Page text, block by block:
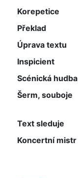
Korepetice
Překlad
Úprava textu
Inspicient
Scénická hudba
Šerm, souboje
Text sleduje
Koncertní mistr